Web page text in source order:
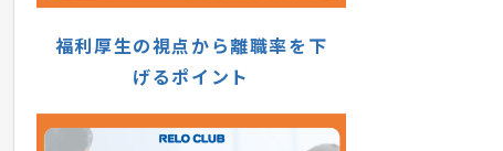
福利厚生の視点から離職率を下
げるポイント